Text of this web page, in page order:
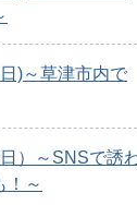
)～草津市内で
）～SNSで誘
！～